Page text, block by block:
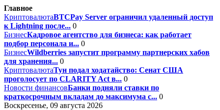
Главное
КриптовалютаBTCPay Server ограничил удаленный доступ
к Lightning после... 0
БизнесКадровое агентство для бизнеса: как работает
подбор персонала и... 0
БизнесWildberries запустит программу партнерских хабов
для хранения... 0
КриптовалютаТун подал ходатайство: Сенат США
проголосует по CLARITY Act в... 0
Новости финансовБанки подняли ставки по
краткосрочным вкладам до максимума с... 0
Воскресенье, 09 августа 2026